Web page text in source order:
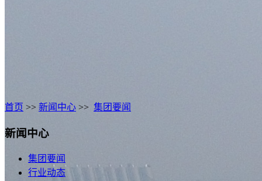
首页 >> 新闻中心 >> 集团要闻
新闻中心
集团要闻
行业动态